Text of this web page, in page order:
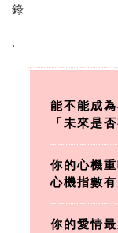
錄
.
能不能成
「未來是
你的心機
心機指數
你的愛情